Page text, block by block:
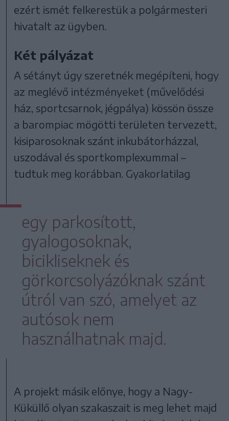
ezért ismét felkerestük a polgármesteri
hivatalt az ügyben.
Két pályázat
A sétányt úgy szeretnék megépíteni, hogy
az meglévő intézményeket (művelődési
ház, sportcsarnok, jégpálya) kössön össze
a barompiac mögötti területen tervezett,
kisiparosoknak szánt inkubátorházzal,
uszodával és sportkomplexummal –
tudtuk meg korábban. Gyakorlatilag
egy parkosított,
gyalogosoknak,
bicikliseknek és
görkorcsolyázóknak szánt
útról van szó, amelyet az
autósok nem
használhatnak majd.
A projekt másik előnye, hogy a Nagy-
Küküllő olyan szakaszait is meg lehet majd